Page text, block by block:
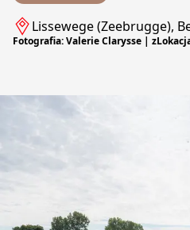
Lissewege (Zeebrugge),
Fotografia: Valerie Clarysse |